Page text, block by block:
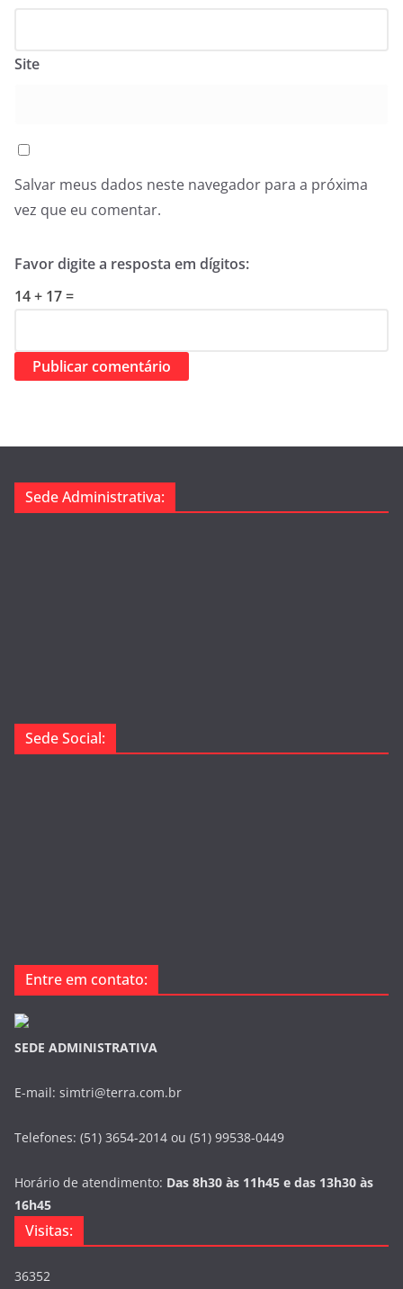
Site
Salvar meus dados neste navegador para a próxima
vez que eu comentar.
Favor digite a resposta em dígitos:
14 + 17 =
Sede Administrativa:
Sede Social:
Entre em contato:
SEDE ADMINISTRATIVA
E-mail: simtri@terra.com.br
Telefones: (51) 3654-2014 ou (51) 99538-0449
Horário de atendimento: Das 8h30 às 11h45 e das 13h30 às
16h45
Visitas:
36352